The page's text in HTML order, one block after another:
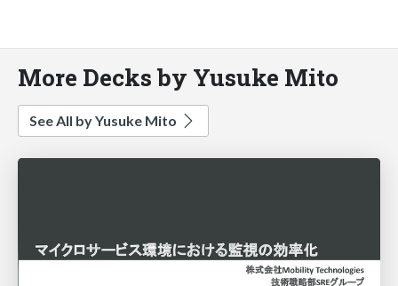
More Decks by Yusuke Mito
See All by Yusuke Mito